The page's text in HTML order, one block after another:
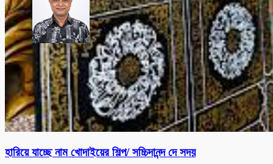
হারিয়ে যাচ্ছে নাম খোদাইয়ের শিল্প/ সচ্চিদানন্দ দে সদয়